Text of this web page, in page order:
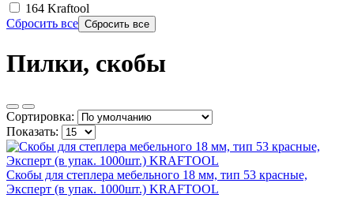
164 Kraftool
Сбросить все
Пилки, скобы
Сортировка:
Показать:
Скобы для степлера мебельного 18 мм, тип 53 красные,
Эксперт (в упак. 1000шт.) KRAFTOOL